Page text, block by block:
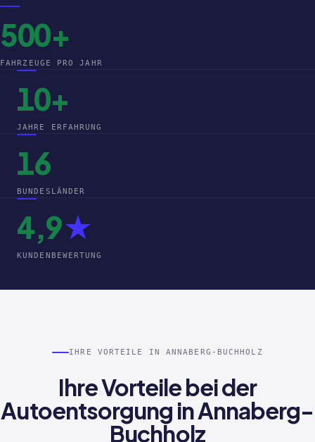
500+
FAHRZEUGE PRO JAHR
10+
JAHRE ERFAHRUNG
16
BUNDESLÄNDER
4,9★
KUNDENBEWERTUNG
IHRE VORTEILE IN ANNABERG-BUCHHOLZ
Ihre Vorteile bei der
Autoentsorgung in Annaberg-
Buchholz